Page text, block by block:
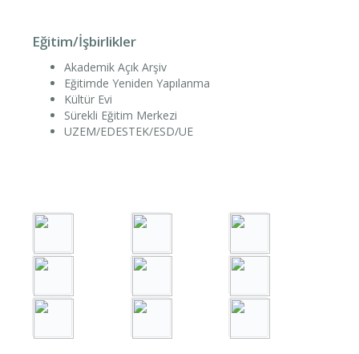
Eğitim/İşbirlikler
Akademik Açık Arşiv
Eğitimde Yeniden Yapılanma
Kültür Evi
Sürekli Eğitim Merkezi
UZEM/EDESTEK/ESD/UE